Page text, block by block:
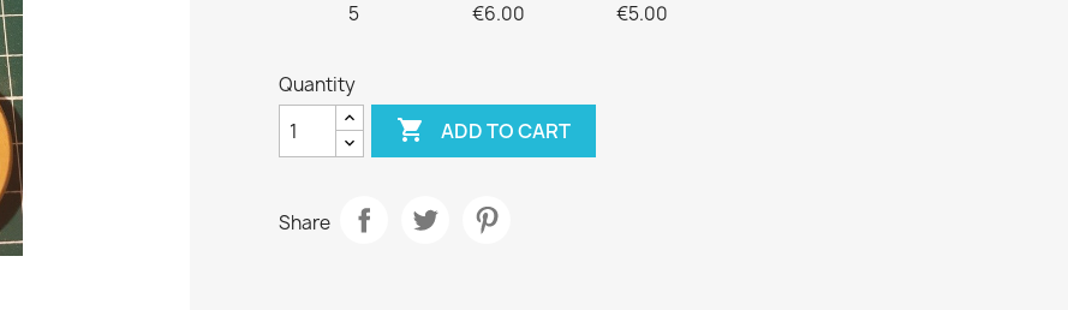
5 €6.00 €5.00
Quantity
 ADD TO CART
Share